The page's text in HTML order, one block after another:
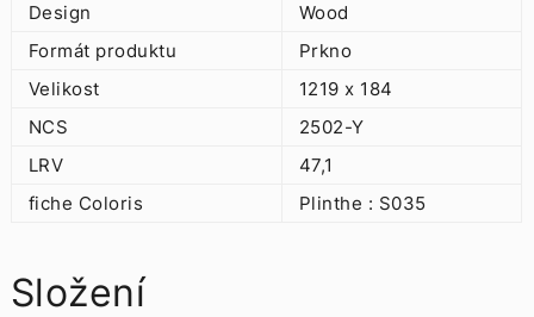
Design
Wood
Formát produktu
Prkno
Velikost
1219 x 184
NCS
2502-Y
LRV
47,1
fiche Coloris
Plinthe : S035
Složení